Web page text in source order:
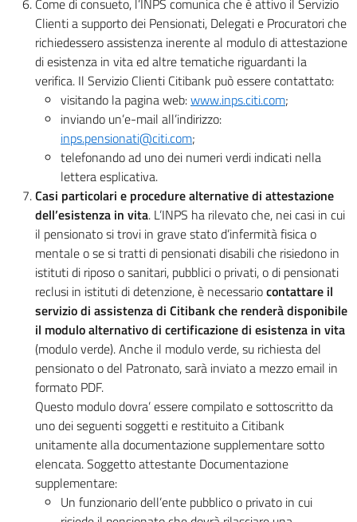
Come di consueto, l’INPS comunica che è attivo il Servizio
Clienti a supporto dei Pensionati, Delegati e Procuratori che
richiedessero assistenza inerente al modulo di attestazione
di esistenza in vita ed altre tematiche riguardanti la
verifica. Il Servizio Clienti Citibank può essere contattato:
visitando la pagina web:www.inps.citi.com;
inviando un’e-mail all’indirizzo:
inps.pensionati@citi.com;
telefonando ad uno dei numeri verdi indicati nella
lettera esplicativa.
Casi particolari e procedure alternative di attestazione
dell’esistenza in vita. L’INPS ha rilevato che, nei casi in cui
il pensionato si trovi in grave stato d’infermità fisica o
mentale o se si tratti di pensionati disabili che risiedono in
istituti di riposo o sanitari, pubblici o privati, o di pensionati
reclusi in istituti di detenzione, è necessariocontattare il
servizio di assistenza di Citibank che renderà disponibile
il modulo alternativo di certificazione di esistenza in vita
(modulo verde). Anche il modulo verde, su richiesta del
pensionato o del Patronato, sarà inviato a mezzo email in
formato PDF.
Questo modulo dovra’ essere compilato e sottoscritto da
uno dei seguenti soggetti e restituito a Citibank
unitamente alla documentazione supplementare sotto
elencata. Soggetto attestante Documentazione
supplementare:
Un funzionario dell’ente pubblico o privato in cui